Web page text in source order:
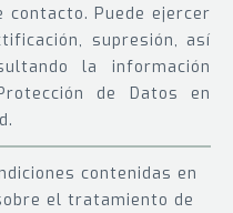
Puede ejercer
supresión, así
la información
de Datos en
contenidas en
el tratamiento de